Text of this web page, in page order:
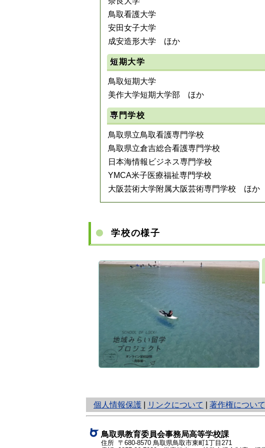
鳥取看護大学
安田女子大学
成安造形大学 ほか
短期大学
鳥取短期大学
美作大学短期大学部 ほか
専門学校
鳥取県立鳥取看護専門学校
鳥取県立倉吉総合看護専門学校
日本海情報ビジネス専門学校
YMCA米子医療福祉専門学校
大阪芸術大学附属大阪芸術専門学校 ほか
学校の様子
個人情報保護
と
り
ッ
ト
リンクについて 著作権について
鳥取県教育委員会事務局高等学校課
住所 〒680-8570 鳥取県鳥取市東町1丁目271